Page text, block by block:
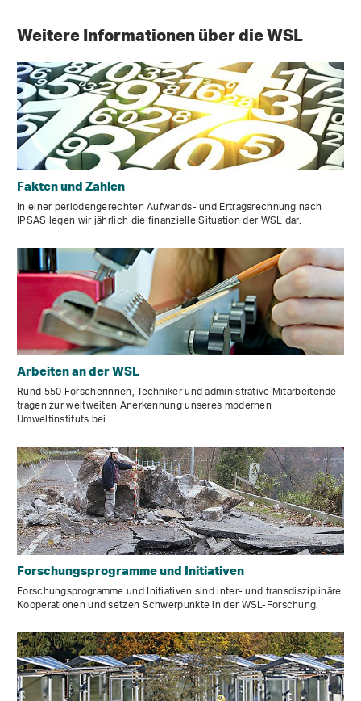
Weitere Informationen über die WSL
Fakten und Zahlen
In einer periodengerechten Aufwands- und Ertragsrechnung nach
IPSAS legen wir jährlich die finanzielle Situation der WSL dar.
Arbeiten an der WSL
Rund 550 Forscherinnen, Techniker und administrative Mitarbeitende
tragen zur weltweiten Anerkennung unseres modernen
Umweltinstituts bei.
Forschungsprogramme und Initiativen
Forschungsprogramme und Initiativen sind inter- und transdisziplinäre
Kooperationen und setzen Schwerpunkte in der WSL-Forschung.